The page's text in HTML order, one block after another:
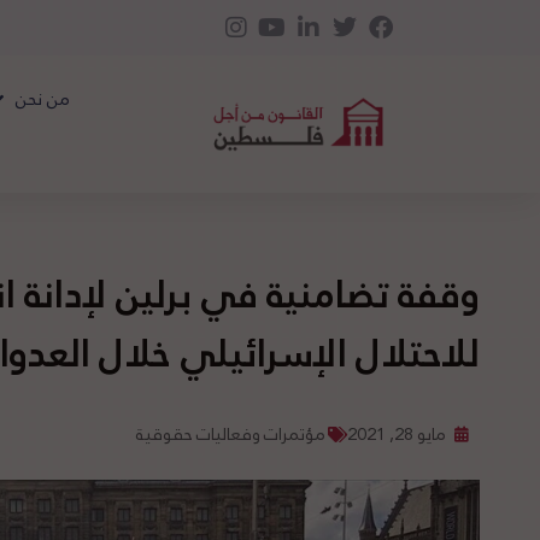
من نحن
وقفة تضامنية في برلين لإدانة
للاحتلال الإسرائيلي خلال
مايو 28, 2021 مؤتمرات وفعاليات حقوقية